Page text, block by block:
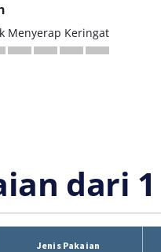
Menyerap Keringat
dari
Jenis Pakaian